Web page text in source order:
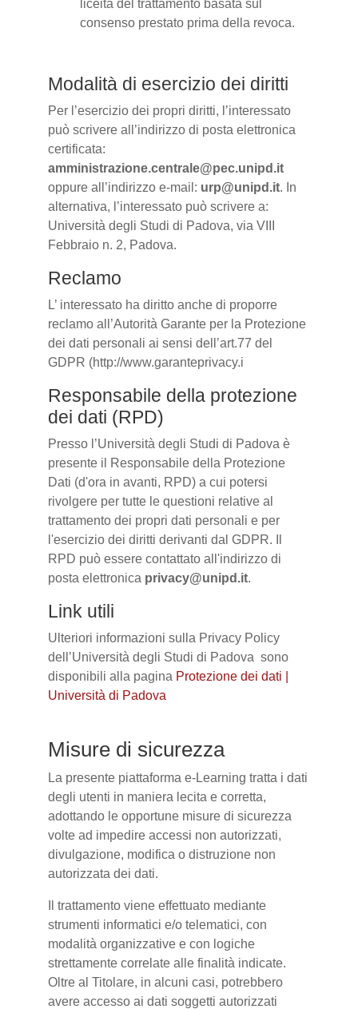
liceità del trattamento basata sul
consenso prestato prima della revoca.
Modalità di esercizio dei diritti
Per l’esercizio dei propri diritti, l’interessato
può scrivere all’indirizzo di posta elettronica
certificata:
amministrazione.centrale@pec.unipd.it
oppure all’indirizzo e-mail: urp@unipd.it. In
alternativa, l’interessato può scrivere a:
Università degli Studi di Padova, via VIII
Febbraio n. 2, Padova.
Reclamo
L’ interessato ha diritto anche di proporre
reclamo all’Autorità Garante per la Protezione
dei dati personali ai sensi dell’art.77 del
GDPR (http://www.garanteprivacy.i
Responsabile della protezione
dei dati (RPD)
Presso l’Università degli Studi di Padova è
presente il Responsabile della Protezione
Dati (d'ora in avanti, RPD) a cui potersi
rivolgere per tutte le questioni relative al
trattamento dei propri dati personali e per
l'esercizio dei diritti derivanti dal GDPR. Il
RPD può essere contattato all'indirizzo di
posta elettronica privacy@unipd.it.
Link utili
Ulteriori informazioni sulla Privacy Policy
dell’Università degli Studi di Padova sono
disponibili alla pagina Protezione dei dati |
Università di Padova
Misure di sicurezza
La presente piattaforma e-Learning tratta i dati
degli utenti in maniera lecita e corretta,
adottando le opportune misure di sicurezza
volte ad impedire accessi non autorizzati,
divulgazione, modifica o distruzione non
autorizzata dei dati.
Il trattamento viene effettuato mediante
strumenti informatici e/o telematici, con
modalità organizzative e con logiche
strettamente correlate alle finalità indicate.
Oltre al Titolare, in alcuni casi, potrebbero
avere accesso ai dati soggetti autorizzati